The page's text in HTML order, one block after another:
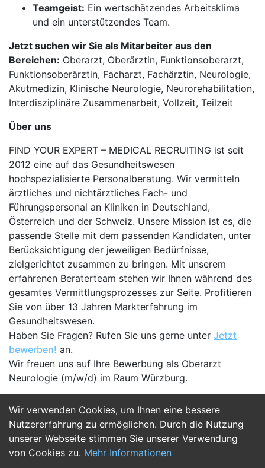
Wir verwenden Cookies, um Ihnen eine bessere
Nutzererfahrung zu ermöglichen. Durch die Nutzung
unserer Webseite stimmen Sie unserer Verwendung
von Cookies zu. Mehr Informationen
Teamgeist: Ein wertschätzendes Arbeitsklima
und ein unterstützendes Team.
Jetzt suchen wir Sie als Mitarbeiter aus den
Bereichen: Oberarzt, Oberärztin, Funktionsoberarzt,
Funktionsoberärztin, Facharzt, Fachärztin, Neurologie,
Akutmedizin, Klinische Neurologie, Neurorehabilitation,
Interdisziplinäre Zusammenarbeit, Vollzeit, Teilzeit
Über uns
FIND YOUR EXPERT – MEDICAL RECRUITING ist seit
2012 eine auf das Gesundheitswesen
hochspezialisierte Personalberatung. Wir vermitteln
ärztliches und nichtärztliches Fach- und
Führungspersonal an Kliniken in Deutschland,
Österreich und der Schweiz. Unsere Mission ist es, die
passende Stelle mit dem passenden Kandidaten, unter
Berücksichtigung der jeweiligen Bedürfnisse,
zielgerichtet zusammen zu bringen. Mit unserem
erfahrenen Beraterteam stehen wir Ihnen während des
gesamtes Vermittlungsprozesses zur Seite. Profitieren
Sie von über 13 Jahren Markterfahrung im
Gesundheitswesen.
Haben Sie Fragen? Rufen Sie uns gerne unter Jetzt
bewerben! an.
Wir freuen uns auf Ihre Bewerbung als Oberarzt
Neurologie (m/w/d) im Raum Würzburg.
Jetzt Bewerben